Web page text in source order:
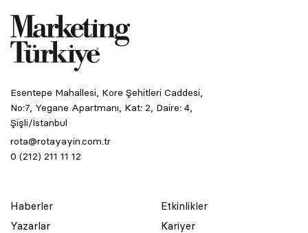
Esentepe Mahallesi, Kore Şehitleri Caddesi,
No:7, Yegane Apartmanı, Kat: 2, Daire: 4,
Şişli/İstanbul
rota@rotayayin.com.tr
0 (212) 211 11 12
Haberler
Yazarlar
Etkinlikler
Kariyer